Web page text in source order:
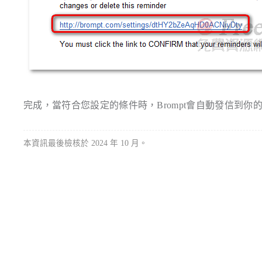
完成，當符合您設定的條件時，Brompt會自動發信到你
本資訊最後檢核於 2024 年 10 月。